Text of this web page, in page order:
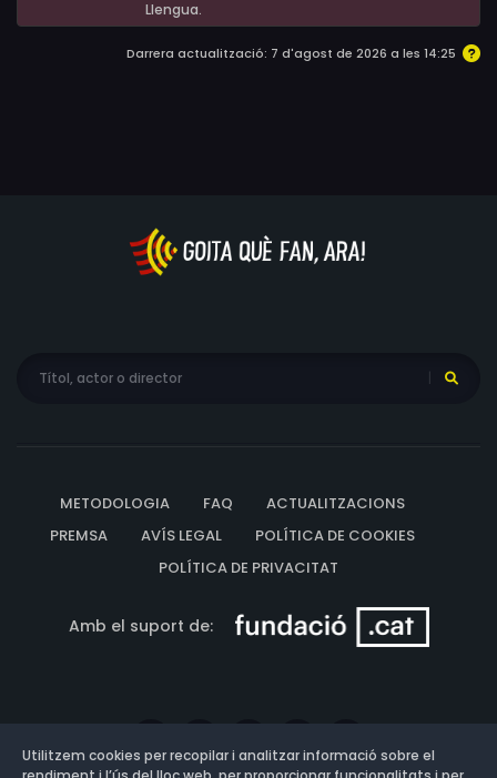
Llengua.
Darrera actualització: 7 d'agost de 2026 a les 14:25
METODOLOGIA FAQ
ACTUALITZACIONS
PREMSA
AVÍS LEGAL
POLÍTICA DE COOKIES
POLÍTICA DE PRIVACITAT
Amb el suport de:
Utilitzem cookies per recopilar i analitzar informació sobre el